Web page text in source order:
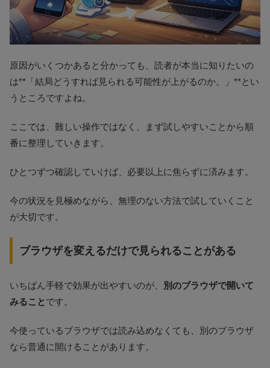
原因がいくつかあると分かっても、読者が本当に知りたいの
は**「結局どうすれば見られる可能性が上がるのか。」**とい
うところですよね。
ここでは、難しい操作ではなく、まず試しやすいことから順
番に整理していきます。
ひとつずつ確認していけば、必要以上に焦らずに済みます。
今の状況を見極めながら、無理のない方法で試していくこと
が大切です。
ブラウザを変えるだけで見られることがある
いちばん手軽で効果が出やすいのが、
別のブラウザで開いて
みることです。
今使っているブラウザでは読み込めなくても、別のブラウザ
なら普通に開けることがあります。